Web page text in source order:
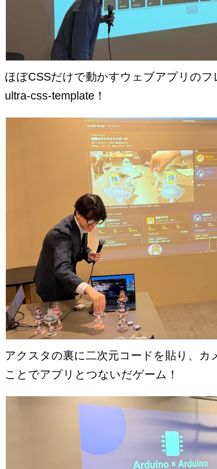
ほぼCSSだけで動かすウェブアプリのフ
ultra-css-template！
アクスタの裏に二次元コードを貼り、カ
ことでアプリとつないだゲーム！